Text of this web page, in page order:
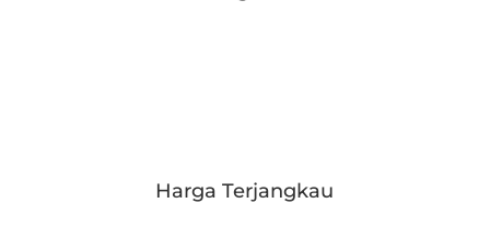
Harga Terjangkau